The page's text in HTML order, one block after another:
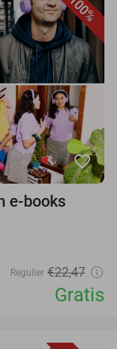
100%
favorite_border
e-books
Regulier €22,47
Gratis